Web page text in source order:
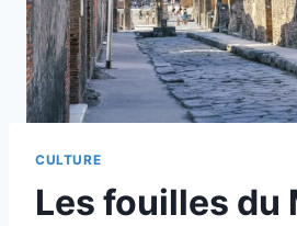
CULTURE
Les fouilles du